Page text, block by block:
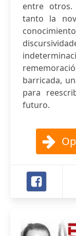
entre otros.
tanto la
barricada,
para
futuro.